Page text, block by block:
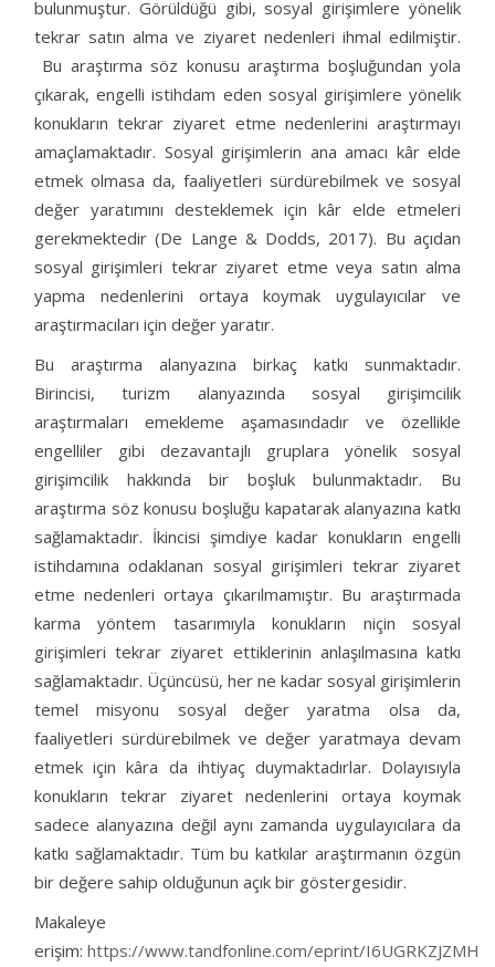
bulunmuştur. Görüldüğü gibi, sosyal girişimlere yönelik
tekrar satın alma ve ziyaret nedenleri ihmal edilmiştir.
Bu araştırma söz konusu araştırma boşluğundan yola
çıkarak, engelli istihdam eden sosyal girişimlere yönelik
konukların tekrar ziyaret etme nedenlerini araştırmayı
amaçlamaktadır. Sosyal girişimlerin ana amacı kâr elde
etmek olmasa da, faaliyetleri sürdürebilmek ve sosyal
değer yaratımını desteklemek için kâr elde etmeleri
gerekmektedir (De Lange & Dodds, 2017). Bu açıdan
sosyal girişimleri tekrar ziyaret etme veya satın alma
yapma nedenlerini ortaya koymak uygulayıcılar ve
araştırmacıları için değer yaratır.
Bu araştırma alanyazına birkaç katkı sunmaktadır.
Birincisi, turizm alanyazında sosyal girişimcilik
araştırmaları emekleme aşamasındadır ve özellikle
engelliler gibi dezavantajlı gruplara yönelik sosyal
girişimcilik hakkında bir boşluk bulunmaktadır. Bu
araştırma söz konusu boşluğu kapatarak alanyazına katkı
sağlamaktadır. İkincisi şimdiye kadar konukların engelli
istihdamına odaklanan sosyal girişimleri tekrar ziyaret
etme nedenleri ortaya çıkarılmamıştır. Bu araştırmada
karma yöntem tasarımıyla konukların niçin sosyal
girişimleri tekrar ziyaret ettiklerinin anlaşılmasına katkı
sağlamaktadır. Üçüncüsü, her ne kadar sosyal girişimlerin
temel misyonu sosyal değer yaratma olsa da,
faaliyetleri sürdürebilmek ve değer yaratmaya devam
etmek için kâra da ihtiyaç duymaktadırlar. Dolayısıyla
konukların tekrar ziyaret nedenlerini ortaya koymak
sadece alanyazına değil aynı zamanda uygulayıcılara da
katkı sağlamaktadır. Tüm bu katkılar araştırmanın özgün
bir değere sahip olduğunun açık bir göstergesidir.
Makaleye
erişim: https://www.tandfonline.com/eprint/